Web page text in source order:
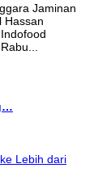
Jaminan
Hassan